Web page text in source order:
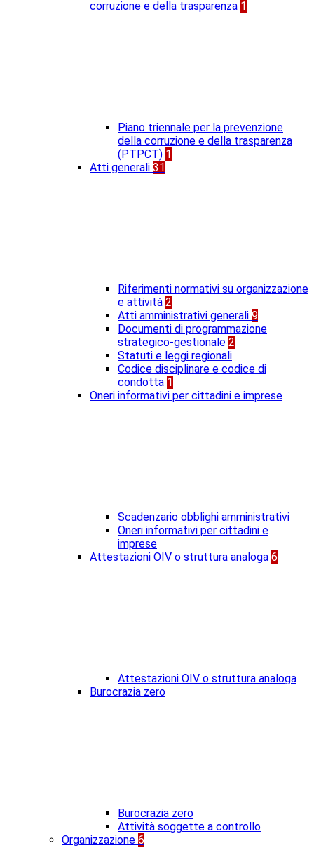
corruzione e della trasparenza 1
Piano triennale per la prevenzione
della corruzione e della trasparenza
(PTPCT) 1
Atti generali 31
Riferimenti normativi su organizzazione
e attività 2
Atti amministrativi generali 9
Documenti di programmazione
strategico-gestionale 2
Statuti e leggi regionali
Codice disciplinare e codice di
condotta 1
Oneri informativi per cittadini e imprese
Scadenzario obblighi amministrativi
Oneri informativi per cittadini e
imprese
Attestazioni OIV o struttura analoga 6
Attestazioni OIV o struttura analoga
Burocrazia zero
Burocrazia zero
Attività soggette a controllo
Organizzazione 6